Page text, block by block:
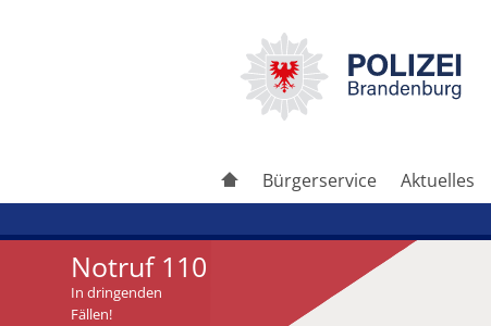
Bürgerservice Aktuelles
Notruf 110
In dringenden
Fällen!